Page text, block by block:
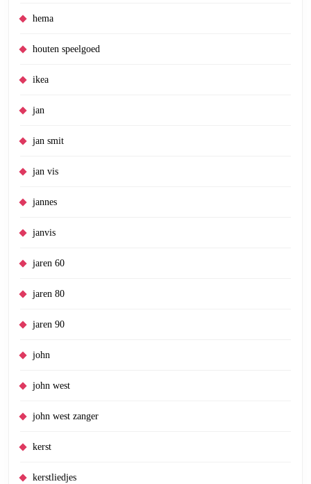
hema
houten speelgoed
ikea
jan
jan smit
jan vis
jannes
janvis
jaren 60
jaren 80
jaren 90
john
john west
john west zanger
kerst
kerstliedjes